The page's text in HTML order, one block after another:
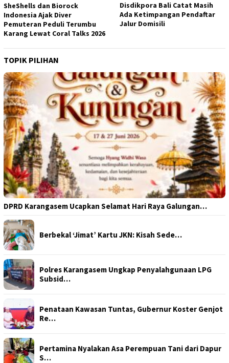
SheShells dan Biorock
Indonesia Ajak Diver
Pemuteran Peduli Terumbu
Karang Lewat Coral Talks 2026
Disdikpora Bali Catat Masih
Ada Ketimpangan Pendaftar
Jalur Domisili
TOPIK PILIHAN
DPRD Karangasem Ucapkan Selamat Hari Raya Galungan…
Berbekal ‘Jimat’ Kartu JKN: Kisah Sede…
Polres Karangasem Ungkap Penyalahgunaan LPG
Subsid…
Penataan Kawasan Tuntas, Gubernur Koster Genjot
Re…
Pertamina Nyalakan Asa Perempuan Tani dari Dapur
S…